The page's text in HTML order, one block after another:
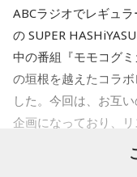
（笑）」「ガラケー
利になった現代だか
合いました。
最後に、きゃりーは
りしました。レイジ
との対談を振り返り
り、当初は国内で広
した。森下さんは、
ンがきっかけとなり
たと説明しました。
ムーミン作品の魅力
っている」と語りま
が1人もいないんで
け入れる世界観が作
ABCラジオでレギュ
の SUPER
中の番組『モモコグ
の垣根を越えたコラ
した。今回は、お互
企画になっており、